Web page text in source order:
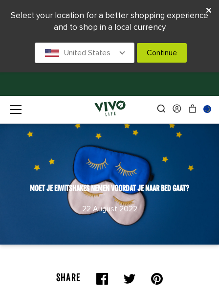
MOET JE EIWITSHAKES NEMEN VOORDAT JE NAAR BED GAAT?
22 August 2022
SHARE
Select your location for a better shopping experience
and to shop in a local currency
United States Continue